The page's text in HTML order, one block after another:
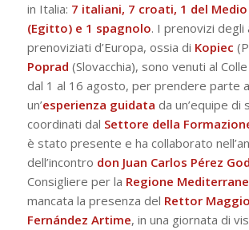
in Italia: 7 italiani, 7 croati, 1 del
(Egitto) e 1 spagnolo. I prenovizi degli
prenoviziati d’Europa, ossia di Kopiec
Poprad (Slovacchia), sono venuti al
dal 1 al 16 agosto, per prendere parte a
un’esperienza guidata da un’equipe di
coordinati dal Settore della
è stato presente e ha collaborato
dell’incontro don Juan Carlos Pérez
Consigliere per la Regione
mancata la presenza del Rettor
Fernández Artime, in una giornata di